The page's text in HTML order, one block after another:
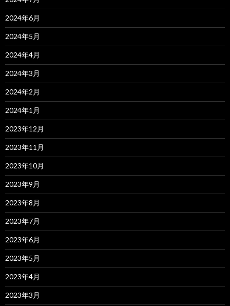
2024年6月
2024年5月
2024年4月
2024年3月
2024年2月
2024年1月
2023年12月
2023年11月
2023年10月
2023年9月
2023年8月
2023年7月
2023年6月
2023年5月
2023年4月
2023年3月